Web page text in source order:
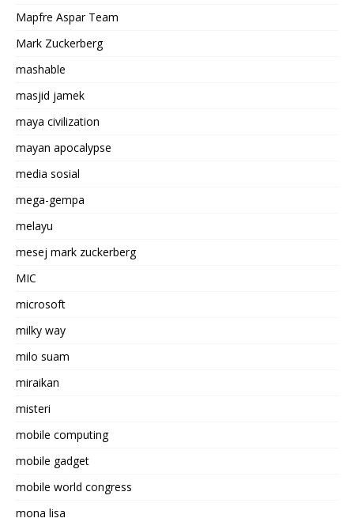
Mapfre Aspar Team
Mark Zuckerberg
mashable
masjid jamek
maya civilization
mayan apocalypse
media sosial
mega-gempa
melayu
mesej mark zuckerberg
MIC
microsoft
milky way
milo suam
miraikan
misteri
mobile computing
mobile gadget
mobile world congress
mona lisa